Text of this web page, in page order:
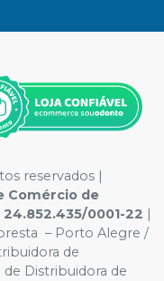
reservados |
Comércio de
24.852.435/0001-22 |
– Porto Alegre /
de
de Distribuidora de